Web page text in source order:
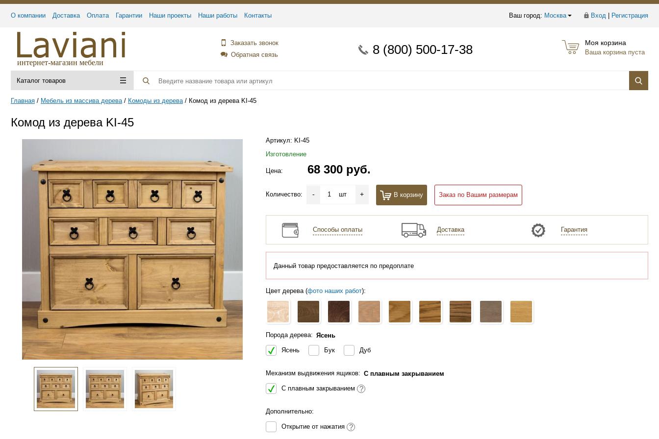
Ваш город: Москва Вход Регистрация
О компании Доставка Оплата Гарантии Наши проекты Наши работы Контакты
интернет-магазин мебели
Заказать звонок
Обратная связь
8 (800) 500-17-38 Моя корзина
Ваша корзина пуста
Каталог товаров
Главная Мебель из массива дерева Комоды из дерева Комод из дерева KI-45
Комод из дерева KI-45
Артикул: KI-45
Изготовление
Цена: 68 300 руб.
Количество: - шт + В корзину Заказ по Вашим размерам
Способы оплаты Доставка Гарантия
Данный товар предоставляется по предоплате
Цвет дерева (фото наших работ):
Порода дерева: Ясень
Ясень
Бук Дуб
Механизм выдвижения ящиков: С плавным закрыванием
С плавным закрыванием
?
Дополнительно:
Открытие от нажатия ?